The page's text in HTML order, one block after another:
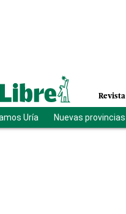
Revista
Uría Nuevas provincias